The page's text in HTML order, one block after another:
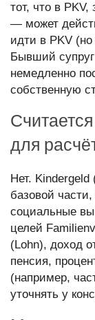
тот, что в
— может
идти в PKV
Бывший супруг
немедленно
собственную
для
Нет. Kindergeld
базовой
социальные
целей
(Lohn), доход
пенсия,
(например,
уточнять у